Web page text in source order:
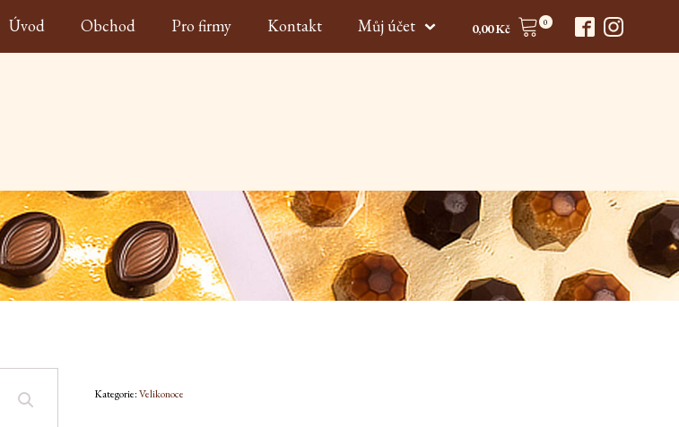
Úvod Obchod Pro firmy Kontakt Můj účet 0,00Kč 0
Kategorie:Velikonoce